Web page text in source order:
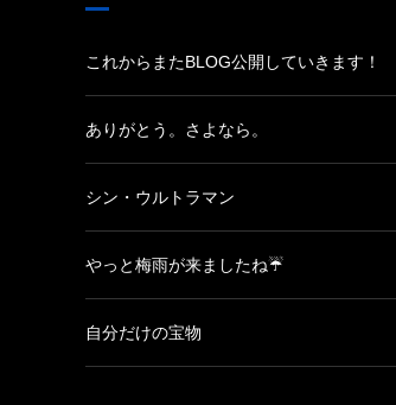
これからまたBLOG公開していきます！
ありがとう。さよなら。
シン・ウルトラマン
やっと梅雨が来ましたね☔
自分だけの宝物